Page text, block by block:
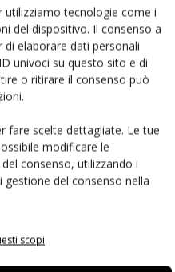
utilizziamo tecnologie come i
del dispositivo. Il consenso a
elaborare dati personali
univoci su questo sito e di
o ritirare il consenso può
fare scelte dettagliate. Le tue
modificare le
consenso, utilizzando i
gestione del consenso nella
scopi
Email
per AI e